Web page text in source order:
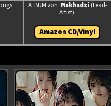
ALBUM von Makhadzi(Lead-
Artist):
Amazon CD/Vinyl